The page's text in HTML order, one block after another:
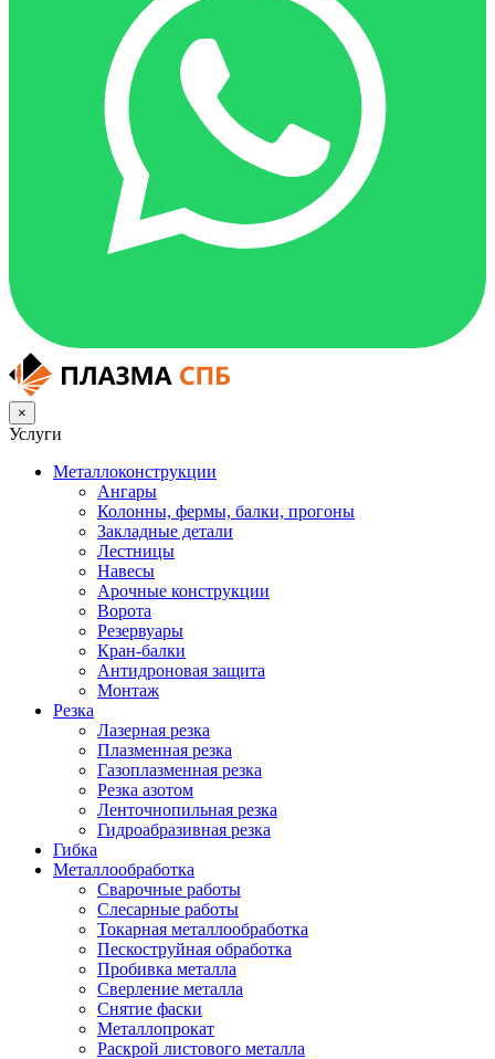
×
Услуги
Металлоконструкции
Ангары
Колонны, фермы, балки, прогоны
Закладные детали
Лестницы
Навесы
Арочные конструкции
Ворота
Резервуары
Кран-балки
Антидроновая защита
Монтаж
Резка
Лазерная резка
Плазменная резка
Газоплазменная резка
Резка азотом
Ленточнопильная резка
Гидроабразивная резка
Гибка
Металлообработка
Сварочные работы
Слесарные работы
Токарная металлообработка
Пескоструйная обработка
Пробивка металла
Сверление металла
Снятие фаски
Металлопрокат
Раскрой листового металла